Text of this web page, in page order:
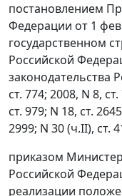
постановлением
Федерации от 1
государственном
Российской
законодательства
ст. 774; 2008, N 8,
ст. 979; N 18, ст.
2999; N 30 (ч.II), ст.
приказом
Российской
реализации